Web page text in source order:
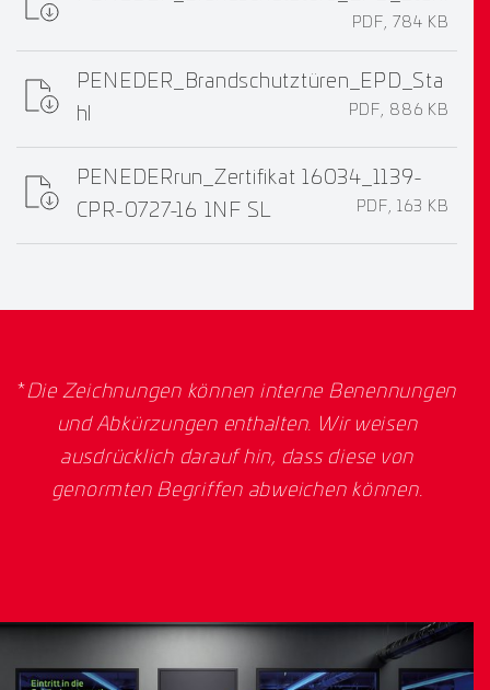
PDF, 784 KB
PENEDER_Brandschutztüren_EPD_Sta
hl
PDF, 886 KB
PENEDERrun_Zertifikat 16034_1139-
CPR-0727-16 1NF SL
PDF, 163 KB
*Die Zeichnungen können interne Benennungen
und Abkürzungen enthalten. Wir weisen
ausdrücklich darauf hin, dass diese von
genormten Begriffen abweichen können.